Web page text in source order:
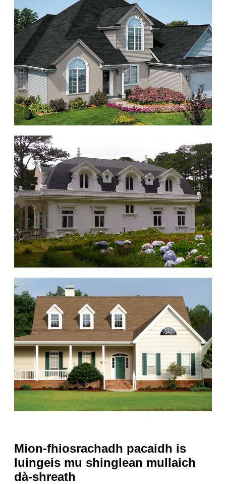
Mion-fhiosrachadh pacaidh is
luingeis mu shinglean mullaich
dà-shreath